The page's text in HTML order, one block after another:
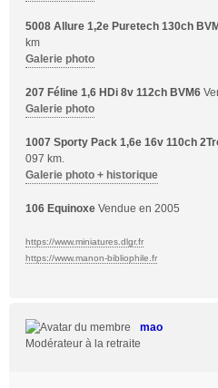
5008 Allure 1,2e Puretech 130ch
km
Galerie photo
207 Féline 1,6 HDi 8v 112ch BVM6
Galerie photo
1007 Sporty Pack 1,6e 16v 110ch
097 km.
Galerie photo + historique
106 Equinoxe Vendue en 2005
https://www.miniatures.dlgr.fr
https://www.manon-bibliophile.fr
mao
Modérateur à la retraite